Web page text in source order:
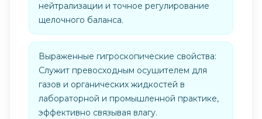
нейтрализации и точное регулирование
щелочного баланса.
Выраженные гигроскопические свойства:
Служит превосходным осушителем для
газов и органических жидкостей в
лабораторной и промышленной практике,
эффективно связывая влагу.